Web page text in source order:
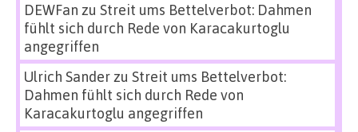
DEWFan zu Streit ums Bettelverbot: Dahmen
fühlt sich durch Rede von Karacakurtoglu
angegriffen
Ulrich Sanderzu Streit ums Bettelverbot:
Dahmen fühlt sich durch Rede von
Karacakurtoglu angegriffen